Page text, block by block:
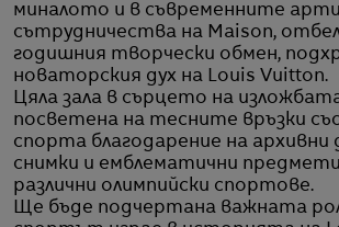
миналото и в съвременните
сътрудничества на Maison,
годишния творчески обмен,
новаторския дух на Louis Vuitton.
Цяла зала в сърцето на
посветена на тесните връзки
спорта благодарение на архивни
снимки и емблематични
различни олимпийски спортове.
Ще бъде подчертана важната